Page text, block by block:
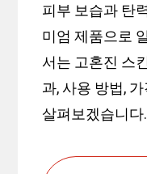
피부 보습과 탄
미엄 제품으로
서는 고혼진 스
과, 사용 방법,
살펴보겠습니다.